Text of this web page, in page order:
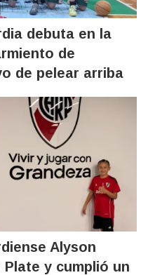
debuta en la
de
de pelear arriba
Alyson
y cumplió un